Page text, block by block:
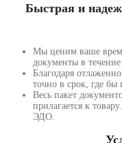
Быстрая и
Мы ценим ваше
документы в
Благодаря
точно в срок, где бы
Весь пакет
прилагается к
ЭДО.